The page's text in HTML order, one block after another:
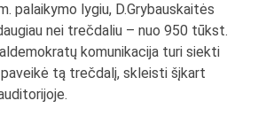
palaikymo lygiu, D.Grybauskaitės
nei trečdaliu – nuo 950 tūkst.
komunikacija turi siekti
tą trečdalį, skleisti šįkart